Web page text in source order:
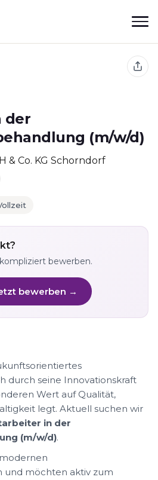
der
(m/w/d)
& Co. KG Schorndorf
bewerben.
bewerben →
durch seine Innovationskraft
Wert auf Qualität,
legt. Aktuell suchen wir
in der
(m/w/d).
und möchten aktiv zum